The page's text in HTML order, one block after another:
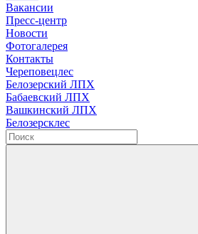
Вакансии
Пресс-центр
Новости
Фотогалерея
Контакты
Череповецлес
Белозерский ЛПХ
Бабаевский ЛПХ
Вашкинский ЛПХ
Белозерсклес